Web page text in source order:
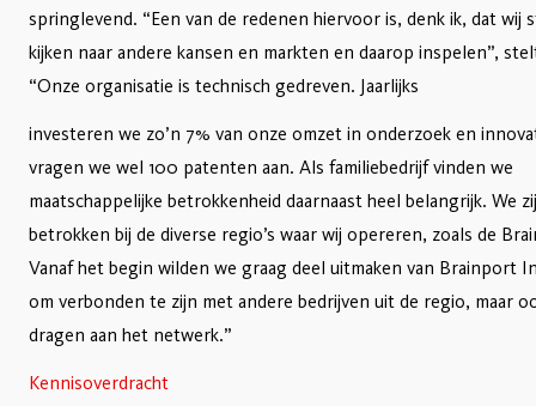
springlevend. “Een van de redenen hiervoor is, denk ik, dat wij
kijken naar andere kansen en markten en daarop inspelen”,
“Onze organisatie is technisch gedreven. Jaarlijks
investeren we zo’n 7% van onze omzet in onderzoek en
vragen we wel 100 patenten aan. Als familiebedrijf vinden we
maatschappelijke betrokkenheid daarnaast heel belangrijk. We
betrokken bij de diverse regio’s waar wij opereren, zoals de
Vanaf het begin wilden we graag deel uitmaken van Brainport
om verbonden te zijn met andere bedrijven uit de regio, maar
dragen aan het netwerk.”
Kennisoverdracht